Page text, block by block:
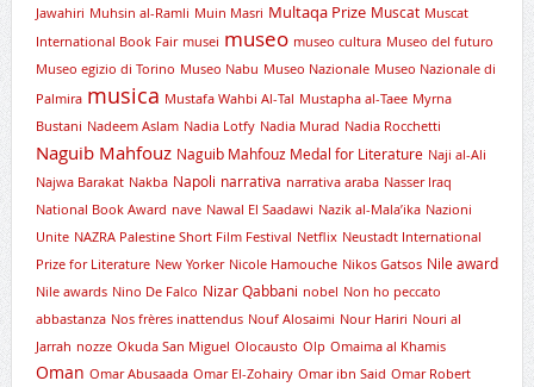
Jawahiri Muhsin al-Ramli Muin Masri Multaqa Prize Muscat Muscat
International Book Fair musei museo museo cultura Museo del futuro
Museo egizio di Torino Museo Nabu Museo Nazionale Museo Nazionale di
Palmira musica Mustafa Wahbi Al-Tal Mustapha al-Taee Myrna
Bustani Nadeem Aslam Nadia Lotfy Nadia Murad Nadia Rocchetti
Naguib Mahfouz Naguib Mahfouz Medal for Literature Naji al-Ali
Najwa Barakat Nakba Napoli narrativa narrativa araba Nasser Iraq
National Book Award nave Nawal El Saadawi Nazik al-Mala’ika Nazioni
Unite NAZRA Palestine Short Film Festival Netflix Neustadt International
Prize for Literature New Yorker Nicole Hamouche Nikos Gatsos Nile award
Nile awards Nino De Falco Nizar Qabbani nobel Non ho peccato
abbastanza Nos frères inattendus Nouf Alosaimi Nour Hariri Nouri al
Jarrah nozze Okuda San Miguel Olocausto Olp Omaima al Khamis
Oman Omar Abusaada Omar El-Zohairy Omar ibn Said Omar Robert